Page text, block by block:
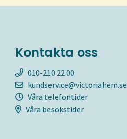
Kontakta oss
010-210 22 00
kundservice@victoriahem.se
Våra telefontider
Våra besökstider